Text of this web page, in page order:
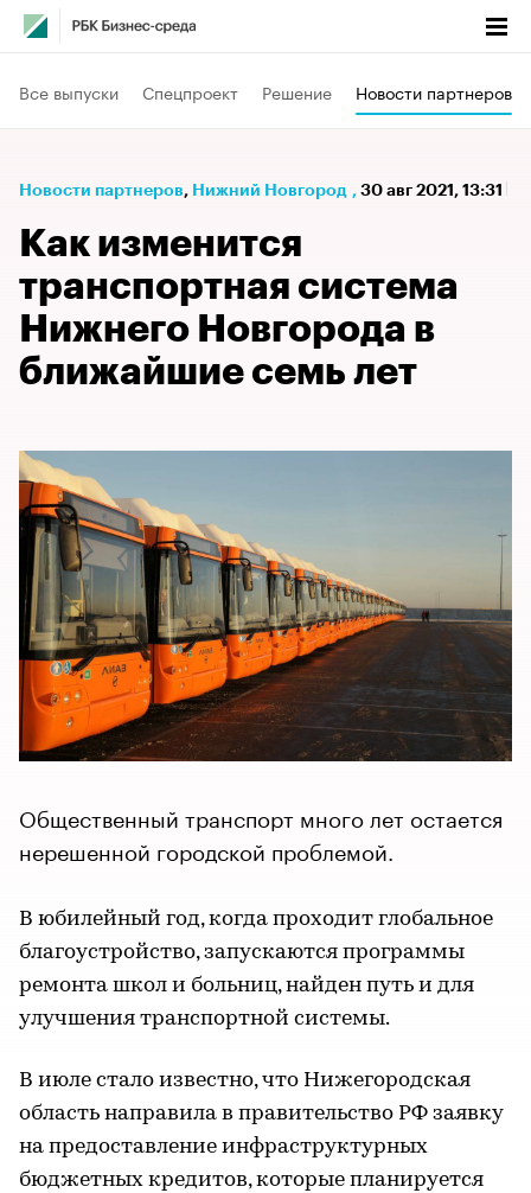
Все выпуски Спецпроект Решение Новости партнеров
Новости партнеров⁠, Нижний Новгород , 30 авг 2021, 13:31
Как изменится
транспортная система
Нижнего Новгорода в
ближайшие семь лет
Общественный транспорт много лет остается
нерешенной городской проблемой.
В юбилейный год, когда проходит глобальное
благоустройство, запускаются программы
ремонта школ и больниц, найден путь и для
улучшения транспортной системы.
В июле стало известно, что Нижегородская
область направила в правительство РФ заявку
на предоставление инфраструктурных
бюджетных кредитов, которые планируется